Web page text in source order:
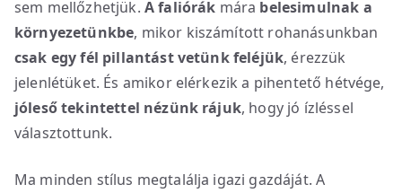
sem mellőzhetjük. A faliórák mára belesimulnak a
környezetünkbe, mikor kiszámított rohanásunkban
csak egy fél pillantást vetünk feléjük, érezzük
jelenlétüket. És amikor elérkezik a pihentető hétvége,
jóleső tekintettel nézünk rájuk, hogy jó ízléssel
választottunk.
Ma minden stílus megtalálja igazi gazdáját. A